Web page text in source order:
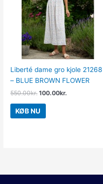
Liberté dame gro kjole 21268
– BLUE BROWN FLOWER
550.00kr. 100.00kr.
KØB NU